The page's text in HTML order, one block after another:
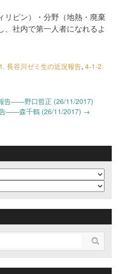
リピン）・分野（地熱・廃棄
、社内で第一人者になれるよ
長谷川ゼミ生の近況報告, 4-1-2.
告――野口哲正 (26/11/2017)
――森千鶴 (26/11/2017) →